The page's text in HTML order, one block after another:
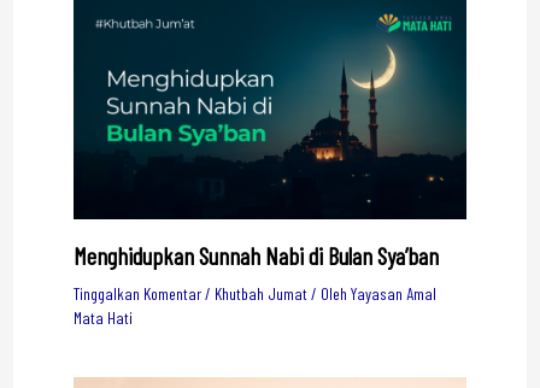
Menghidupkan Sunnah Nabi di Bulan Sya’ban
Tinggalkan Komentar/ Khutbah Jumat/ Oleh Yayasan Amal
Mata Hati